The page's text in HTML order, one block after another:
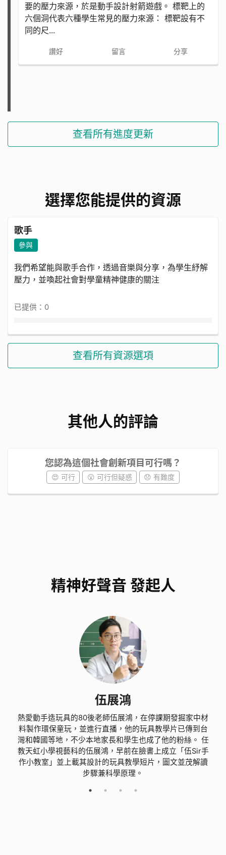
要的壓力來源，於是動手設計射箭遊戲。 標靶上的
六個洞代表六種學生常見的壓力來源： 標靶設有不
同的尺...
讚好 留言 分享
查看所有進度更新
選擇您能提供的資源
歌手
參與
我們希望能與歌手合作，透過音樂與分享，為學生紓解
壓力，並喚起社會對學童精神健康的關注
已提供：0
查看所有資源選項
其他人的評論
您認為這個社會創新項目可行嗎？
😍 可行 😮 可行但疑惑 😞 有難度
精神好聲音 發起人
伍展鴻
熱愛動手造玩具的80後老師伍展鴻，在停課期發掘家中材
料製作環保童玩，並進行直播，他的玩具教學片已傳到台
灣和韓國等地，不少本地家長和學生也成了他的粉絲。 任
教天虹小學視藝科的伍展鴻，早前在臉書上成立「伍Sir手
作小教室」並上載其設計的玩具教學短片，圖文並茂解讀
步驟兼科學原理。